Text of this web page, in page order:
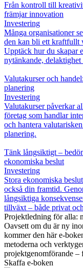
Från kontroll till
främjar innovation
Investering
Många organisationer
den kan bli ett kraftfullt
Upptäck hur du skapar
nytänkande,
Valutakurser och
planering
Investering
Valutakurser påverkar
företag som handlar
och hantera
planering.
Tänk långsiktigt –
ekonomiska beslut
Investering
Stora ekonomiska
också din framtid.
långsiktiga
tillväxt – både privat
Projektledning för alla:
Oavsett om du är ny
kommer den här e-
metoderna och
projektgenomförande
Skaffa e-boken